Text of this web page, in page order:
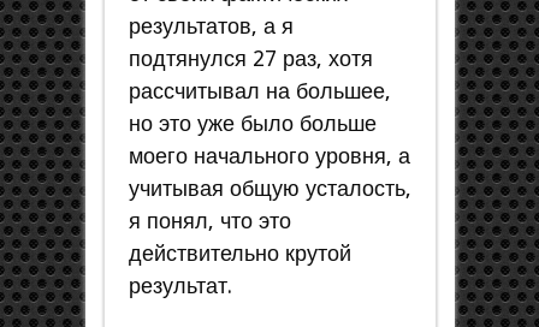
результатов, а я
подтянулся 27 раз, хотя
рассчитывал на большее,
но это уже было больше
моего начального уровня, а
учитывая общую усталость,
я понял, что это
действительно крутой
результат.